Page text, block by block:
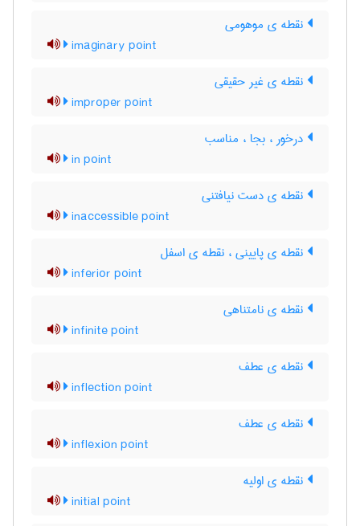
نقطه ی موهومی
imaginary point
نقطه ی غیر حقیقی
improper point
درخور ، بجا ، مناسب
in point
نقطه ی دست نیافتنی
inaccessible point
نقطه ی پایینی ، نقطه ی اسفل
inferior point
نقطه ی نامتناهی
infinite point
نقطه ی عطف
inflection point
نقطه ی عطف
inflexion point
نقطه ی اولیه
initial point